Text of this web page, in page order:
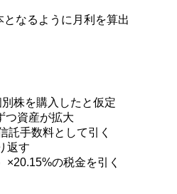
なるように月利を算出
株を購入したと仮定
つ資産が拡大
手数料として引く
返す
の税金を引く